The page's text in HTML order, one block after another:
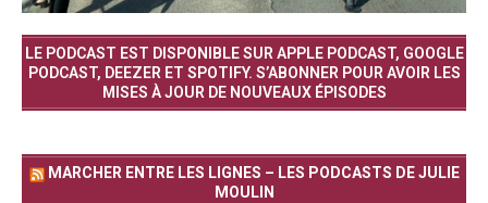
LE PODCAST EST DISPONIBLE SUR APPLE PODCAST, GOOGLE
PODCAST, DEEZER ET SPOTIFY. S’ABONNER POUR AVOIR LES
MISES À JOUR DE NOUVEAUX ÉPISODES
MARCHER ENTRE LES LIGNES – LES PODCASTS DE JULIE
MOULIN